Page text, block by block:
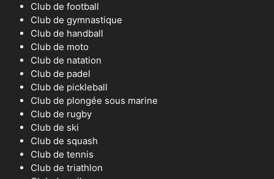
Club de football
Club de gymnastique
Club de handball
Club de moto
Club de natation
Club de padel
Club de pickleball
Club de plongée sous marine
Club de rugby
Club de ski
Club de squash
Club de tennis
Club de triathlon